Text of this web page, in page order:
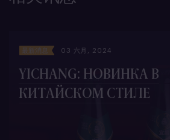
最新消息 03 六月, 2024
YICHANG: НОВИНКА В
КИТАЙСКОМ СТИЛЕ